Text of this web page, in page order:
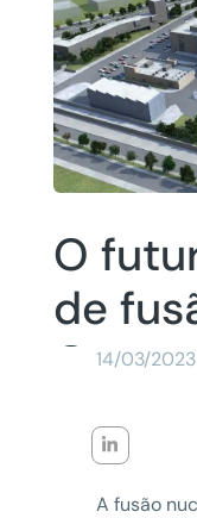
O
de
14/03/2023
A fusão